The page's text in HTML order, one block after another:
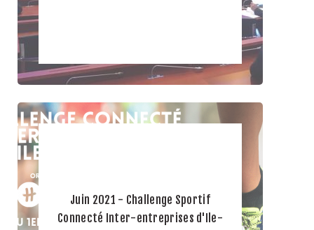
Juin 2021 - Challenge Sportif
Connecté Inter-entreprises d'Ile-